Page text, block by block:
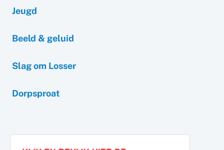
Jeugd
Beeld & geluid
Slag om Losser
Dorpsproat